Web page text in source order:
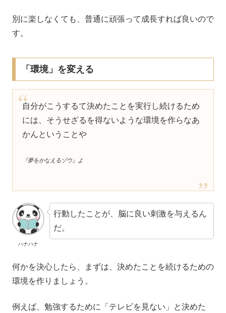
別に楽しなくても、普通に頑張って成長すれば良いので
す。
「環境」を変える
自分がこうするて決めたことを実行し続けるため
には、そうせざるを得ないような環境を作らなあ
かんということや
『夢をかなえるゾウ』よ
ハナハナ
行動したことが、脳に良い刺激を与えるん
だ。
何かを決心したら、まずは、決めたことを続けるための
環境を作りましょう。
例えば、勉強するために「テレビを見ない」と決めた